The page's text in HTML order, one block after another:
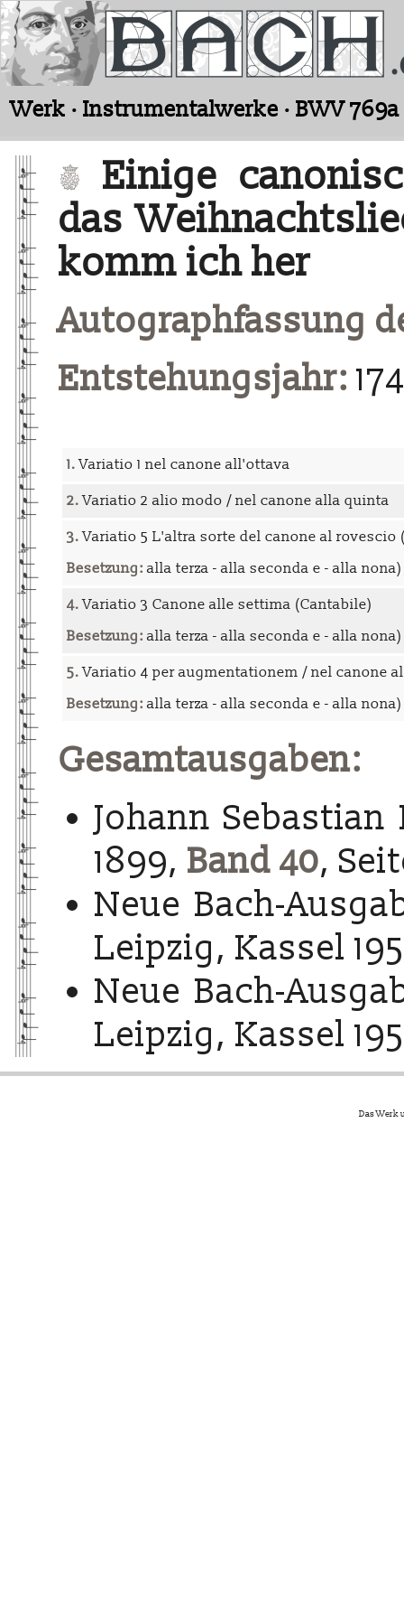
Werk · Instrumentalwerke · BWV 769a
Einige
das
komm ich her
Autographfassung
Entstehungsjahr:
1.Variatio 1 nel canone all'ottava
2.Variatio 2 alio modo / nel canone alla quinta
3.Variatio 5 L'altra sorte del canone al rovescio
Besetzung: alla terza - alla seconda e - alla nona)
4.Variatio 3 Canone alle settima (Cantabile)
Besetzung: alla terza - alla seconda e - alla nona)
5.Variatio 4 per augmentationem / nel canone
Besetzung: alla terza - alla seconda e - alla nona)
Gesamtausgaben:
Johann Sebastian
1899, Band 40,
Neue Bach-
Leipzig, Kassel
Neue Bach-
Leipzig, Kassel
Das Werk